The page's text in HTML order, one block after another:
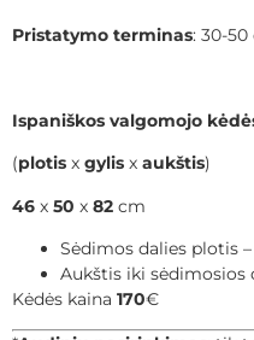
Pristatymo terminas: 30-50
Ispaniškos valgomojo
(plotis x gylis x aukštis)
46 x 50 x 82 cm
Sėdimos dalies plotis –
Aukštis iki sėdimosios
Kėdės kaina 170€